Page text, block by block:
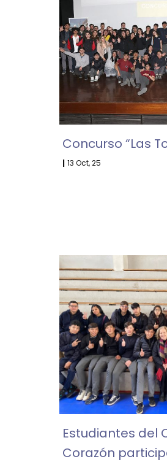
Concurso “Las
| 13 Oct, 25
Estudiantes del
Corazón